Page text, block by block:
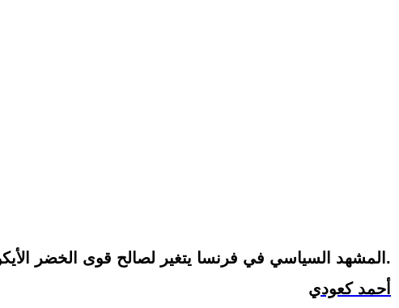
المشهد السياسي في فرنسا يتغير لصالح قوى الخضر الأيكولوجين.
أحمد كعودي